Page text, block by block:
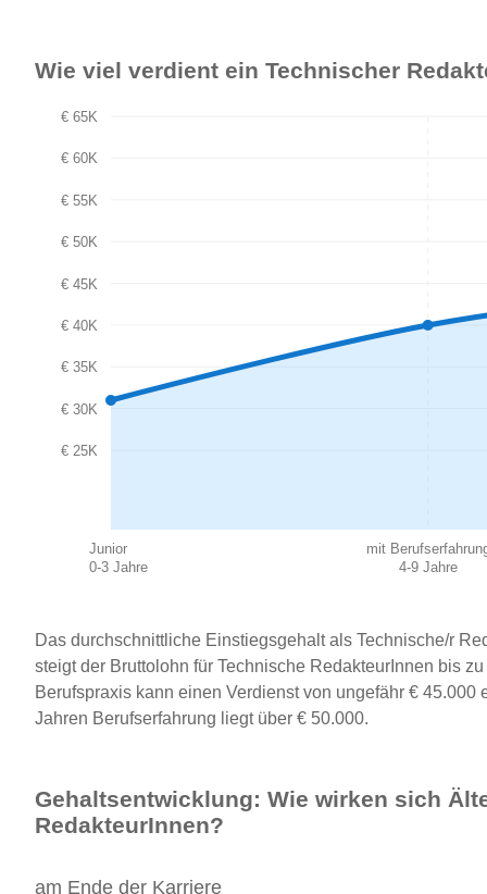
Wie viel verdient ein Technischer
€ 25K
€ 30K
€ 35K
€ 40K
€ 45K
€ 50K
€ 55K
€ 60K
€ 65K
Junior
0-3 Jahre
mit
4-9 Jahre
Das durchschnittliche Einstiegsgehalt als Technische/r
steigt der Bruttolohn für Technische RedakteurInnen bis
Berufspraxis kann einen Verdienst von ungefähr €
Jahren Berufserfahrung liegt über € 50.000.
Gehaltsentwicklung: Wie wirken sich
RedakteurInnen?
am Ende der Karriere